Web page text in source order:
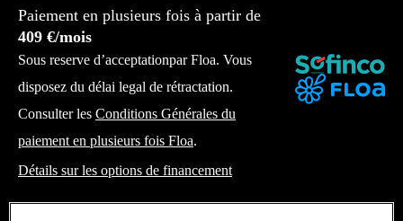
Paiement en plusieurs fois à partir de
409 €/mois
Sous reserve d’acceptationpar Floa. Vous
disposez du délai legal de rétractation.
Consulter les Conditions Générales du
paiement en plusieurs fois Floa.
Détails sur les options de financement